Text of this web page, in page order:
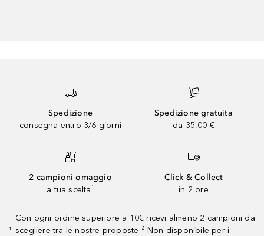
Spedizione
consegna entro 3/6 giorni
Spedizione gratuita
da 35,00 €
2 campioni omaggio
a tua scelta¹
Click & Collect
in 2 ore
¹
Con ogni ordine superiore a 10€ ricevi almeno 2 campioni da
scegliere tra le nostre proposte ² Non disponibile per i